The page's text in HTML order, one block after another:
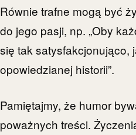
Równie trafne mogą być
do jego pasji, np. „Oby
się tak satysfakcjonująco,
opowiedzianej historii”.
Pamiętajmy, że humor
poważnych treści.